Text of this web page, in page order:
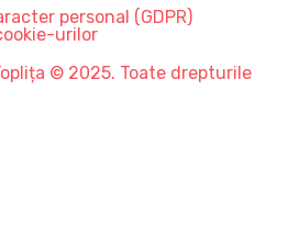
personal (GDPR)
urilor
© 2025. Toate drepturile